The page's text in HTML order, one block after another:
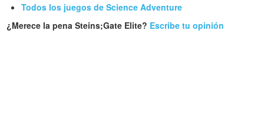
Todos los juegos de Science Adventure
¿Merece la pena Steins;Gate Elite? Escribe tu opinión